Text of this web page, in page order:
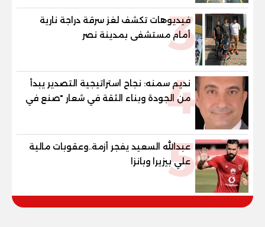
3
فيديوهات تكشف لغز سرقة دراجة نارية
أمام مستشفى بمدينة نصر
4
نديم سمنه: نجاح استراتيجية التصدير يبدأ
من الجودة وبناء الثقة في شعار "صنع في
مصر"
5
عبدالله السعيد يفجر أزمة..وعقوبات مالية
علي بيزيرا وبانزا